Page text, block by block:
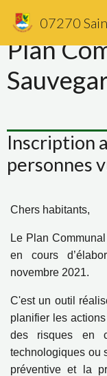
07270
Plan
Inscription
personnes
Chers habitants,
Le Plan
en cours
novembre 2021.
C'est un outil
planifier les
des risques en
technologiques ou
préventive et la